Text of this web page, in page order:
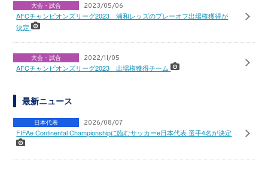
大会・試合 2023/05/06
AFCチャンピオンズリーグ2023 浦和レッズのプレーオフ出場権獲得が
決定
大会・試合 2022/11/05
AFCチャンピオンズリーグ2023 出場権獲得チーム
最新ニュース
日本代表 2026/08/07
FIFAe Continental Championshipに臨むサッカーe日本代表 選手4名が決定